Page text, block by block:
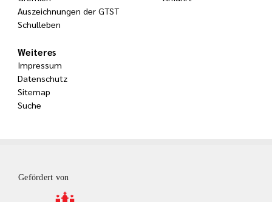
Auszeichnungen der GTST
Schulleben
Weiteres
Impressum
Datenschutz
Sitemap
Suche
Gefördert von